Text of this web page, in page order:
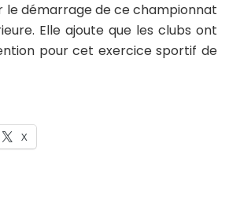
le démarrage de ce championnat
Elle ajoute que les clubs ont
pour cet exercice sportif de
X